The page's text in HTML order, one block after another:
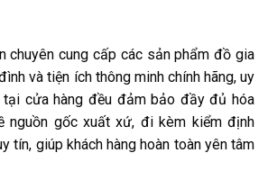
chuyên cung cấp các sản phẩm đồ gia
và tiện ích thông minh chính hãng, uy
tại cửa hàng đều đảm bảo đầy đủ hóa
nguồn gốc xuất xứ, đi kèm kiểm định
tín, giúp khách hàng hoàn toàn yên tâm